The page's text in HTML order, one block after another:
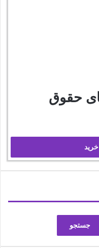
حقوق
جستجو